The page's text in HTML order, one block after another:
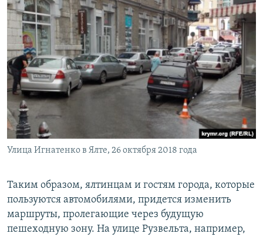
Улица Игнатенко в Ялте, 26 октября 2018 года
Таким образом, ялтинцам и гостям города, которые
пользуются автомобилями, придется изменить
маршруты, пролегающие через будущую
пешеходную зону. На улице Рузвельта, например,